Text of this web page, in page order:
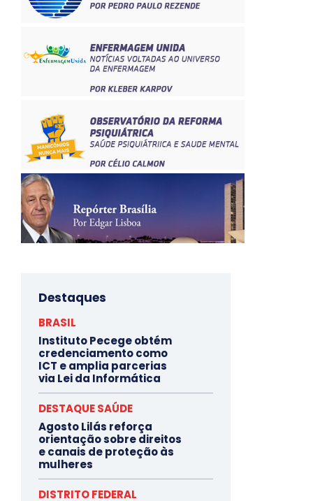
Destaques
BRASIL
Instituto Pecege obtém
credenciamento como
ICT e amplia parcerias
via Lei da Informática
DESTAQUE SAÚDE
Agosto Lilás reforça
orientação sobre direitos
e canais de proteção às
mulheres
DISTRITO FEDERAL